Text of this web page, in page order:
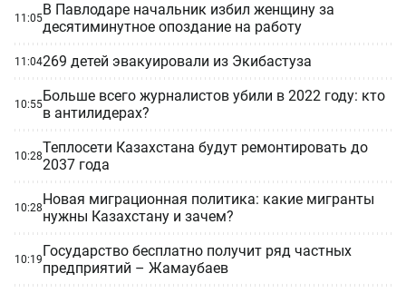
11:05В Павлодаре начальник избил женщину за
десятиминутное опоздание на работу
11:04269 детей эвакуировали из Экибастуза
10:55Больше всего журналистов убили в 2022 году: кто
в антилидерах?
10:28Теплосети Казахстана будут ремонтировать до
2037 года
10:28Новая миграционная политика: какие мигранты
нужны Казахстану и зачем?
10:19Государство бесплатно получит ряд частных
предприятий – Жамаубаев